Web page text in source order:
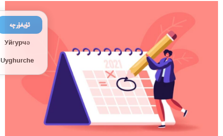
ئۇيغۇرچە
Уйғурчә
Uyghurche